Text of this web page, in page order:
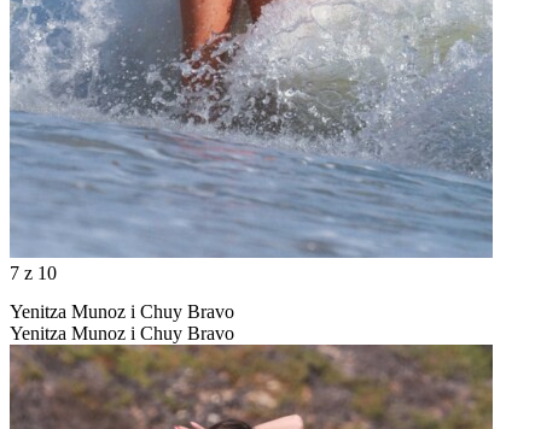
7 z 10
Yenitza Munoz i Chuy Bravo
Yenitza Munoz i Chuy Bravo